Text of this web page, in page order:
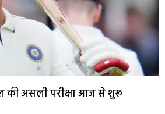
की असली परीक्षा आज से शुरू